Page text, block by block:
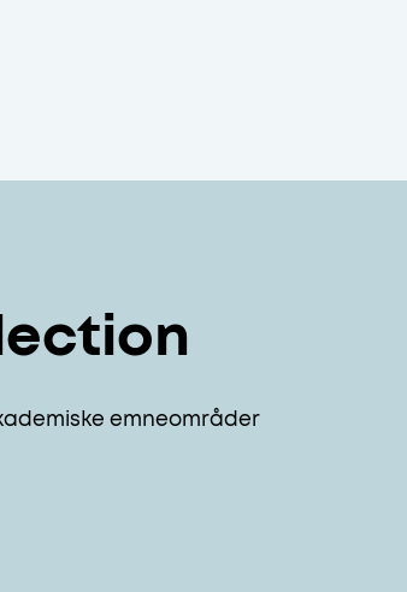
emneområder